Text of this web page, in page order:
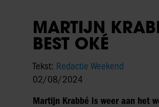
MARTIJN
BEST OKÉ
Tekst: Redactie Weekend
02/08/2024
Martijn Krabbé is weer aan het